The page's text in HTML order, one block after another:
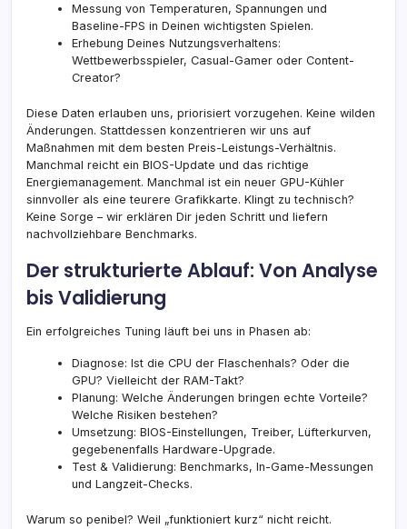
Messung von Temperaturen, Spannungen und
Baseline-FPS in Deinen wichtigsten Spielen.
Erhebung Deines Nutzungsverhaltens:
Wettbewerbsspieler, Casual-Gamer oder Content-
Creator?
Diese Daten erlauben uns, priorisiert vorzugehen. Keine wilden
Änderungen. Stattdessen konzentrieren wir uns auf
Maßnahmen mit dem besten Preis-Leistungs-Verhältnis.
Manchmal reicht ein BIOS-Update und das richtige
Energiemanagement. Manchmal ist ein neuer GPU-Kühler
sinnvoller als eine teurere Grafikkarte. Klingt zu technisch?
Keine Sorge – wir erklären Dir jeden Schritt und liefern
nachvollziehbare Benchmarks.
Der strukturierte Ablauf: Von Analyse
bis Validierung
Ein erfolgreiches Tuning läuft bei uns in Phasen ab:
Diagnose: Ist die CPU der Flaschenhals? Oder die
GPU? Vielleicht der RAM-Takt?
Planung: Welche Änderungen bringen echte Vorteile?
Welche Risiken bestehen?
Umsetzung: BIOS-Einstellungen, Treiber, Lüfterkurven,
gegebenenfalls Hardware-Upgrade.
Test & Validierung: Benchmarks, In-Game-Messungen
und Langzeit-Checks.
Warum so penibel? Weil „funktioniert kurz“ nicht reicht.